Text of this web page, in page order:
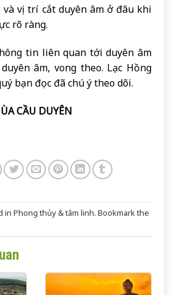
và vị trí cắt duyên âm ở đâu khi
rõ ràng.
tin liên quan tới duyên âm
âm, vong theo. Lạc Hồng
bạn đọc đã chú ý theo dõi.
CẦU DUYÊN
in Phong thủy & tâm linh. Bookmark the